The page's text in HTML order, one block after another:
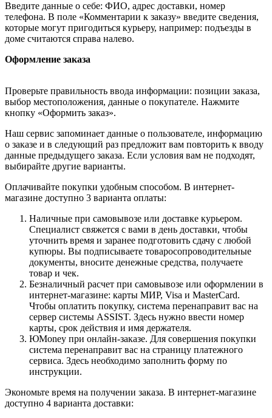
Введите данные о себе: ФИО, адрес доставки, номер
телефона. В поле «Комментарии к заказу» введите сведения,
которые могут пригодиться курьеру, например: подъезды в
доме считаются справа налево.
Оформление заказа
Проверьте правильность ввода информации: позиции заказа,
выбор местоположения, данные о покупателе. Нажмите
кнопку «Оформить заказ».
Наш сервис запоминает данные о пользователе, информацию
о заказе и в следующий раз предложит вам повторить к вводу
данные предыдущего заказа. Если условия вам не подходят,
выбирайте другие варианты.
Оплачивайте покупки удобным способом. В интернет-
магазине доступно 3 варианта оплаты:
Наличные при самовывозе или доставке курьером.
Специалист свяжется с вами в день доставки, чтобы
уточнить время и заранее подготовить сдачу с любой
купюры. Вы подписываете товаросопроводительные
документы, вносите денежные средства, получаете
товар и чек.
Безналичный расчет при самовывозе или оформлении в
интернет-магазине: карты МИР, Visa и MasterCard.
Чтобы оплатить покупку, система перенаправит вас на
сервер системы ASSIST. Здесь нужно ввести номер
карты, срок действия и имя держателя.
ЮMoney при онлайн-заказе. Для совершения покупки
система перенаправит вас на страницу платежного
сервиса. Здесь необходимо заполнить форму по
инструкции.
Экономьте время на получении заказа. В интернет-магазине
доступно 4 варианта доставки: